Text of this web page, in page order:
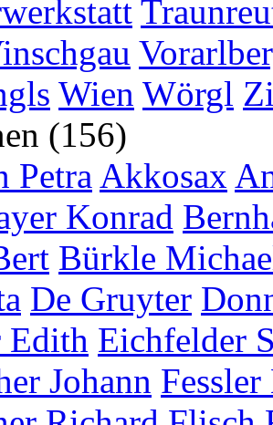
Wien Wörgl
(156)
Petra Akkosax
Konrad
Bürkle
De Gruyter
Edith Eichfelder
Johann Fessler